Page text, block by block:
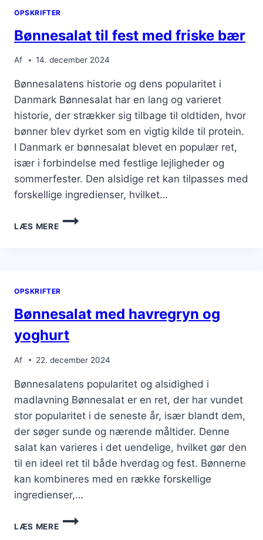
OPSKRIFTER
Bønnesalat til fest med friske bær
Af 14. december 2024
Bønnesalatens historie og dens popularitet i
Danmark Bønnesalat har en lang og varieret
historie, der strækker sig tilbage til oldtiden, hvor
bønner blev dyrket som en vigtig kilde til protein.
I Danmark er bønnesalat blevet en populær ret,
især i forbindelse med festlige lejligheder og
sommerfester. Den alsidige ret kan tilpasses med
forskellige ingredienser, hvilket…
LÆS MERE
BØNNESALAT
TIL
OPSKRIFTER
Bønnesalat med havregryn og
yoghurt
Af 22. december 2024
Bønnesalatens popularitet og alsidighed i
madlavning Bønnesalat er en ret, der har vundet
stor popularitet i de seneste år, især blandt dem,
der søger sunde og nærende måltider. Denne
salat kan varieres i det uendelige, hvilket gør den
til en ideel ret til både hverdag og fest. Bønnerne
kan kombineres med en række forskellige
ingredienser,…
LÆS MERE
BØNNESALAT
MED